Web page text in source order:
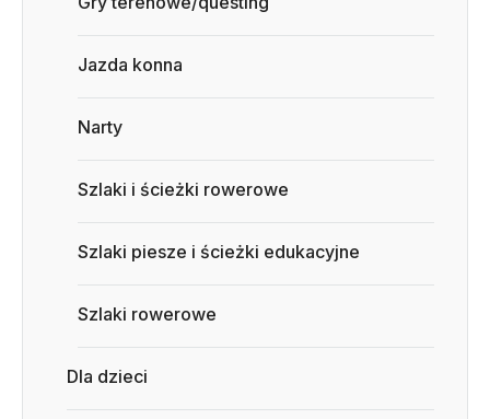
Jazda konna
Narty
Szlaki i ścieżki rowerowe
Szlaki piesze i ścieżki edukacyjne
Szlaki rowerowe
Dla dzieci